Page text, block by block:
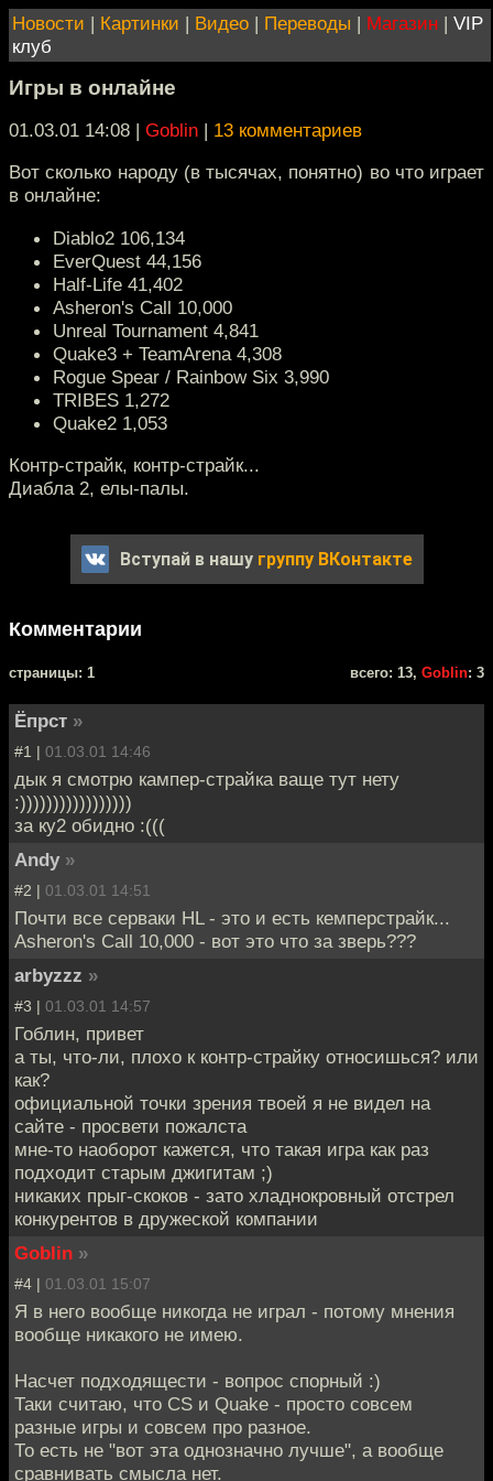
Новости | Картинки | Видео | Переводы | Магазин | VIP
клуб
Игры в онлайне
01.03.01 14:08 | Goblin | 13 комментариев
Вот сколько народу (в тысячах, понятно) во что играет
в онлайне:
Diablo2 106,134
EverQuest 44,156
Half-Life 41,402
Asheron's Call 10,000
Unreal Tournament 4,841
Quake3 + TeamArena 4,308
Rogue Spear / Rainbow Six 3,990
TRIBES 1,272
Quake2 1,053
Контр-страйк, контр-страйк...
Диабла 2, елы-палы.
Вступай в нашу группу ВКонтакте
Комментарии
cтраницы: 1 всего: 13, Goblin: 3
Ёпрст »
#1 | 01.03.01 14:46
дык я смотрю кампер-страйка ваще тут нету
:)))))))))))))))))
за ку2 обидно :(((
Andy »
#2 | 01.03.01 14:51
Почти все серваки HL - это и есть кемперстрайк...
Asheron's Call 10,000 - вот это что за зверь???
arbyzzz »
#3 | 01.03.01 14:57
Гоблин, привет
а ты, что-ли, плохо к контр-страйку относишься? или
как?
официальной точки зрения твоей я не видел на
сайте - просвети пожалста
мне-то наоборот кажется, что такая игра как раз
подходит старым джигитам ;)
никаких прыг-скоков - зато хладнокровный отстрел
конкурентов в дружеской компании
Goblin »
#4 | 01.03.01 15:07
Я в него вообще никогда не играл - потому мнения
вообще никакого не имею.
Насчет подходящести - вопрос спорный :)
Таки считаю, что CS и Quake - просто совсем
разные игры и совсем про разное.
То есть не "вот эта однозначно лучше", а вообще
сравнивать смысла нет.